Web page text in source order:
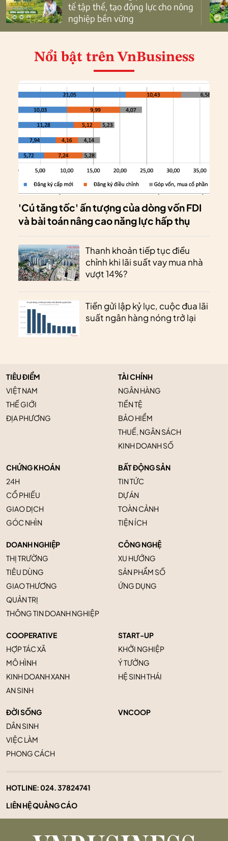
tế tập thể, tạo động lực cho nông
nghiệp bền vững
Nổi bật trên VnBusiness
'Cú tăng tốc' ấn tượng của dòng vốn FDI
và bài toán nâng cao năng lực hấp thụ
Thanh khoản tiếp tục điều
chỉnh khi lãi suất vay mua nhà
vượt 14%?
Tiền gửi lập kỷ lục, cuộc đua lãi
suất ngân hàng nóng trở lại
TIÊU ĐIỂM
VIỆT NAM
THẾ GIỚI
ĐỊA PHƯƠNG
TÀI CHÍNH
NGÂN HÀNG
TIỀN TỆ
BẢO HIỂM
THUẾ, NGÂN SÁCH
KINH DOANH SỐ
CHỨNG KHOÁN
24H
CỔ PHIẾU
GIAO DỊCH
GÓC NHÌN
BẤT ĐỘNG SẢN
TIN TỨC
DỰ ÁN
TOÀN CẢNH
TIỆN ÍCH
DOANH NGHIỆP
THỊ TRƯỜNG
TIÊU DÙNG
GIAO THƯƠNG
QUẢN TRỊ
THÔNG TIN DOANH NGHIỆP
CÔNG NGHỆ
XU HƯỚNG
SẢN PHẨM SỐ
ỨNG DỤNG
COOPERATIVE
HỢP TÁC XÃ
MÔ HÌNH
KINH DOANH XANH
AN SINH
START-UP
KHỞI NGHIỆP
Ý TƯỞNG
HỆ SINH THÁI
ĐỜI SỐNG
DÂN SINH
VIỆC LÀM
PHONG CÁCH
VNCOOP
HOTLINE:024. 37824741
LIÊN HỆ QUẢNG CÁO